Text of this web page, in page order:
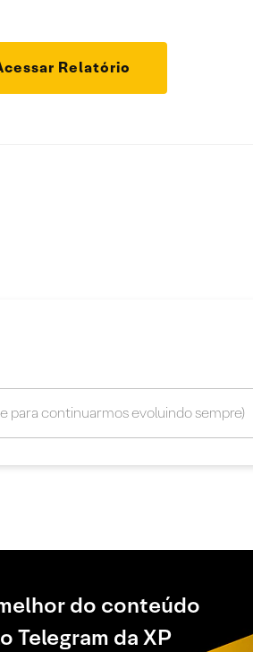
Relatório
do conteúdo
Telegram da XP